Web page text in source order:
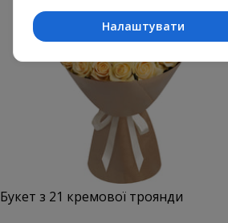
Букет з 21 кремової троянди
Налаштувати